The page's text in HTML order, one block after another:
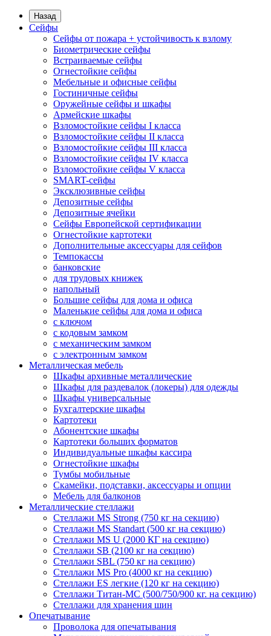
Назад
Сейфы
Сейфы от пожара + устойчивость к взлому
Биометрические сейфы
Встраиваемые сейфы
Огнестойкие сейфы
Мебельные и офисные сейфы
Гостиничные сейфы
Оружейные сейфы и шкафы
Армейские шкафы
Взломостойкие сейфы I класса
Взломостойкие сейфы II класса
Взломостойкие сейфы III класса
Взломостойкие сейфы IV класса
Взломостойкие сейфы V класса
SMART-сейфы
Эксклюзивные сейфы
Депозитные сейфы
Депозитные ячейки
Сейфы Европейской сертификации
Огнестойкие картотеки
Дополнительные аксессуары для сейфов
Темпокассы
банковские
для трудовых книжек
напольный
Большие сейфы для дома и офиса
Маленькие сейфы для дома и офиса
с ключом
с кодовым замком
с механическим замком
с электронным замком
Металлическая мебель
Шкафы архивные металлические
Шкафы для раздевалок (локеры) для одежды
Шкафы универсальные
Бухгалтерские шкафы
Картотеки
Абонентские шкафы
Картотеки больших форматов
Индивидуальные шкафы кассира
Огнестойкие шкафы
Тумбы мобильные
Скамейки, подставки, аксессуары и опции
Мебель для балконов
Металлические стеллажи
Стеллажи MS Strong (750 кг на секцию)
Стеллажи MS Standart (500 кг на секцию)
Стеллажи MS U (2000 КГ на секцию)
Стеллажи SB (2100 кг на секцию)
Стеллажи SBL (750 кг на секцию)
Стеллажи MS Pro (4000 кг на секцию)
Стеллажи ES легкие (120 кг на секцию)
Стеллажи Титан-МС (500/750/900 кг. на секцию)
Стеллажи для хранения шин
Опечатывание
Проволока для опечатывания